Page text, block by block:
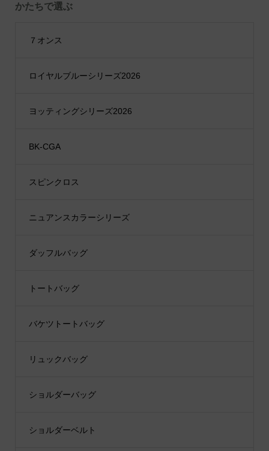
かたちで選ぶ
７オンス
ロイヤルブルーシリーズ2026
ヨッティングシリーズ2026
BK-CGA
スピンクロス
ニュアンスカラーシリーズ
ダッフルバッグ
トートバッグ
バケツトートバッグ
リュックバッグ
ショルダーバッグ
ショルダーベルト